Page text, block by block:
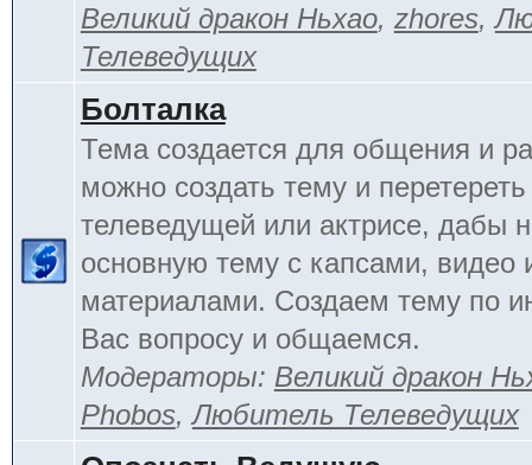
Великий дракон Ньхао, zhores,
Телеведущих
Болталка
Тема создается для общения и
можно создать тему и перетереть
телеведущей или актрисе, дабы
основную тему с капсами, видео
материалами. Создаем тему по
Вас вопросу и общаемся.
Модераторы: Великий дракон
Phobos,Любитель Телеведущих